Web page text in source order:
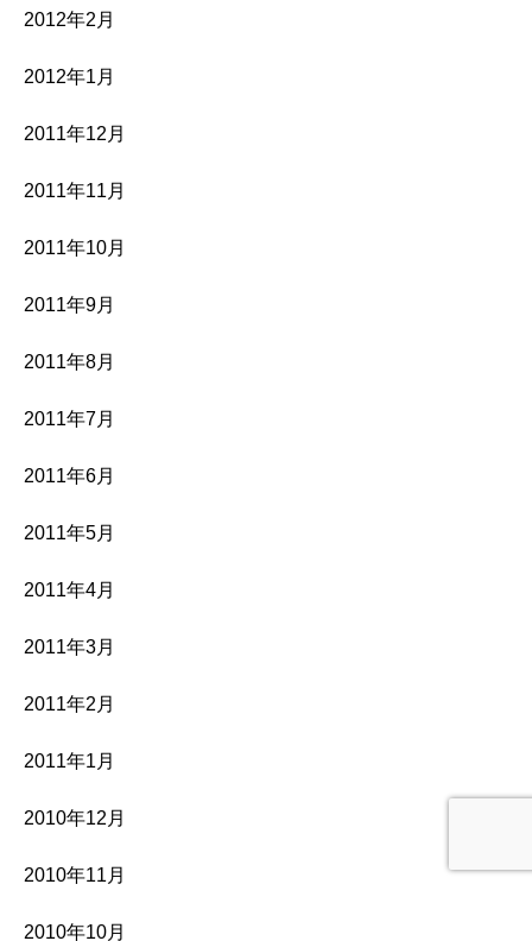
2012年2月
2012年1月
2011年12月
2011年11月
2011年10月
2011年9月
2011年8月
2011年7月
2011年6月
2011年5月
2011年4月
2011年3月
2011年2月
2011年1月
2010年12月
2010年11月
2010年10月